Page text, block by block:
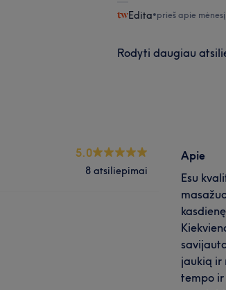
Edita•prieš apie mėnesį
Rodyti daugiau
5.0
8 atsiliepimai
Apie
Esu
jaukią ir
tempo ir